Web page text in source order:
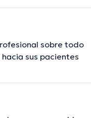
sobre todo
sus pacientes